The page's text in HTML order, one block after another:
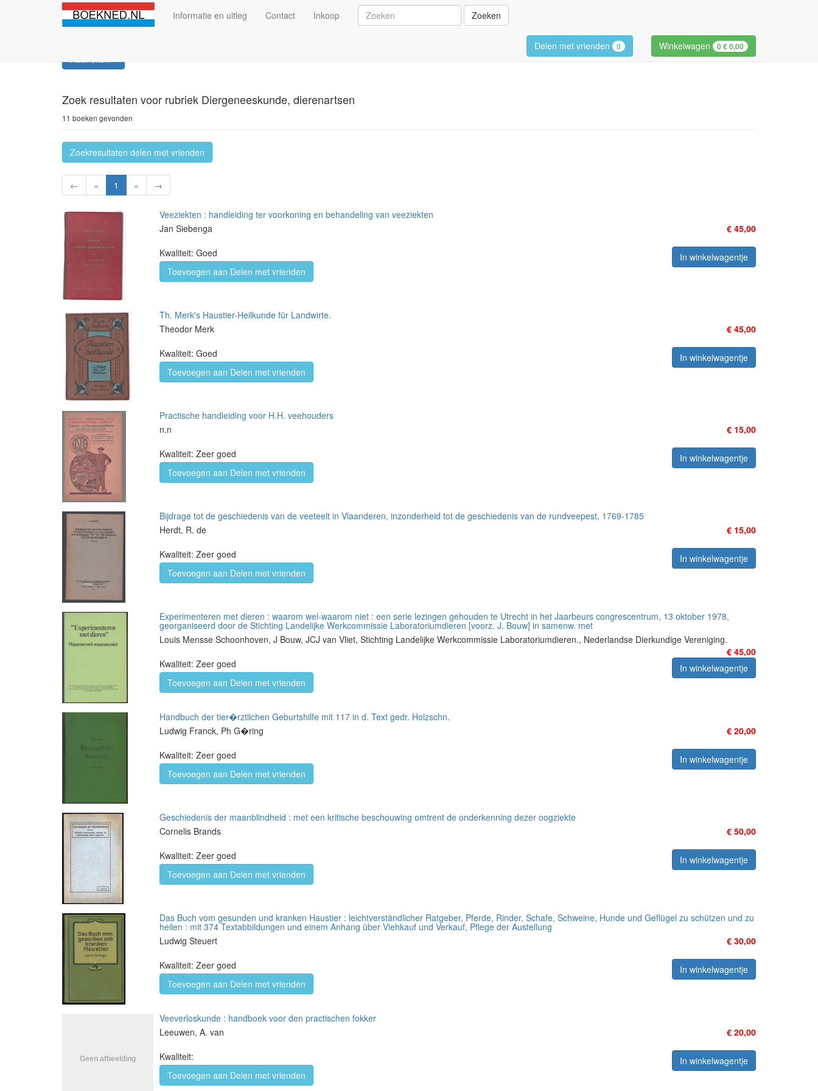
Informatie en uitleg Contact Inkoop Zoeken
Delen met vrienden 0 Winkelwagen 0€ 0,00
Rubrieken
Zoek resultaten voor rubriek Diergeneeskunde, dierenartsen
11 boeken gevonden
Zoekresultaten delen met vrienden
← « 1 » →
Veeziekten : handleiding ter voorkoning en behandeling van veeziekten
Jan Siebenga
€ 45,00
Kwaliteit: Goed
In winkelwagentje
Toevoegen aan Delen met vrienden
Th. Merk's Haustier-Heilkunde für Landwirte.
Theodor Merk
€ 45,00
Kwaliteit: Goed
In winkelwagentje
Toevoegen aan Delen met vrienden
Practische handleiding voor H.H. veehouders
n.n
€ 15,00
Kwaliteit: Zeer goed
In winkelwagentje
Toevoegen aan Delen met vrienden
Bijdrage tot de geschiedenis van de veeteelt in Vlaanderen, inzonderheid tot de geschiedenis van de rundveepest, 1769-1785
Herdt, R. de
€ 15,00
Kwaliteit: Zeer goed
In winkelwagentje
Toevoegen aan Delen met vrienden
Experimenteren met dieren : waarom wel-waarom niet : een serie lezingen gehouden te Utrecht in het Jaarbeurs congrescentrum, 13 oktober 1978,
georganiseerd door de Stichting Landelijke Werkcommissie Laboratoriumdieren [voorz. J. Bouw] in samenw. met
Louis Mensse Schoonhoven, J Bouw, JCJ van Vliet, Stichting Landelijke Werkcommissie Laboratoriumdieren., Nederlandse Dierkundige Vereniging.
€ 45,00
Kwaliteit: Zeer goed
In winkelwagentje
Toevoegen aan Delen met vrienden
Handbuch der tier�rztlichen Geburtshilfe mit 117 in d. Text gedr. Holzschn.
Ludwig Franck, Ph G�ring
€ 20,00
Kwaliteit: Zeer goed
In winkelwagentje
Toevoegen aan Delen met vrienden
Geschiedenis der maanblindheid : met een kritische beschouwing omtrent de onderkenning dezer oogziekte
Cornelis Brands
€ 50,00
Kwaliteit: Zeer goed
In winkelwagentje
Toevoegen aan Delen met vrienden
Das Buch vom gesunden und kranken Haustier : leichtverständlicher Ratgeber, Pferde, Rinder, Schafe, Schweine, Hunde und Geflügel zu schützen und zu
heilen : mit 374 Textabbildungen und einem Anhang über Viehkauf und Verkauf, Pflege der Austellung
Ludwig Steuert
€ 30,00
Kwaliteit: Zeer goed
In winkelwagentje
Toevoegen aan Delen met vrienden
Veeverloskunde : handboek voor den practischen fokker
Leeuwen, A. van
€ 20,00
Kwaliteit:
In winkelwagentje
Toevoegen aan Delen met vrienden